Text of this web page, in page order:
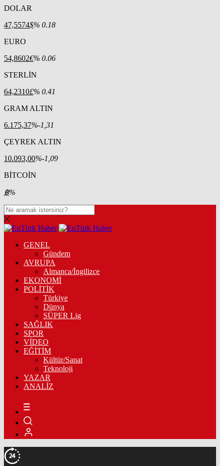
DOLAR
47,5574$% 0.18
EURO
54,8602€% 0.06
STERLİN
64,2310£% 0.41
GRAM ALTIN
6.175,37%-1,31
ÇEYREK ALTIN
10.093,00%-1,09
BİTCOİN
฿%
GENEL
Gündem
AVRUPA
Almanca/İngilizce
EKONOMİ
POLİTİK
Türkiye
Dünya
SÜPER Lig
SAĞLIK
SPOR
VİDEO
EĞİTİM
Kültür/Sanat
Teknoloji
YAZAR
ANALİZ